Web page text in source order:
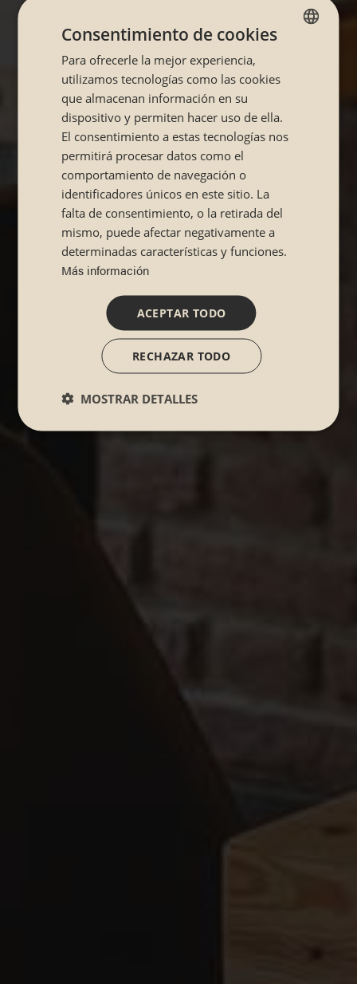
CATALÁN
Consentimiento de cookies
Para ofrecerle la mejor experiencia,
utilizamos tecnologías como las cookies
que almacenan información en su
dispositivo y permiten hacer uso de ella.
El consentimiento a estas tecnologías nos
permitirá procesar datos como el
comportamiento de navegación o
identificadores únicos en este sitio. La
falta de consentimiento, o la retirada del
mismo, puede afectar negativamente a
determinadas características y funciones.
Más información
ACEPTAR TODO
RECHAZAR TODO
MOSTRAR DETALLES